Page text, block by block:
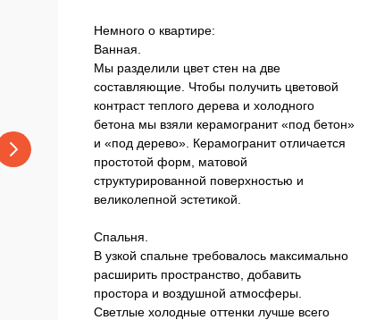
Немного о квартире:
Ванная.
Мы разделили цвет стен на две
составляющие. Чтобы получить цветовой
контраст теплого дерева и холодного
бетона мы взяли керамогранит «под бетон»
и «под дерево». Керамогранит отличается
простотой форм, матовой
структурированной поверхностью и
великолепной эстетикой.
Спальня.
В узкой спальне требовалось максимально
расширить пространство, добавить
простора и воздушной атмосферы.
Светлые холодные оттенки лучше всего